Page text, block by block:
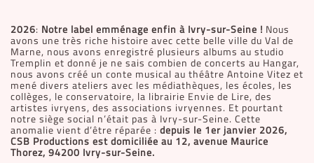
2026: Notre label emménage enfin à Ivry-sur-Seine ! Nous
avons une très riche histoire avec cette belle ville du Val de
Marne, nous avons enregistré plusieurs albums au studio
Tremplin et donné je ne sais combien de concerts au Hangar,
nous avons créé un conte musical au théâtre Antoine Vitez et
mené divers ateliers avec les médiathèques, les écoles, les
collèges, le conservatoire, la librairie Envie de Lire, des
artistes ivryens, des associations ivryennes. Et pourtant
notre siège social n’était pas à Ivry-sur-Seine. Cette
anomalie vient d’être réparée :depuis le 1er janvier 2026,
CSB Productions est domiciliée au 12, avenue Maurice
Thorez, 94200 Ivry-sur-Seine.